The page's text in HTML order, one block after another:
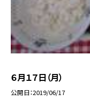
６月１７日（月）
公開日 2019/06/17